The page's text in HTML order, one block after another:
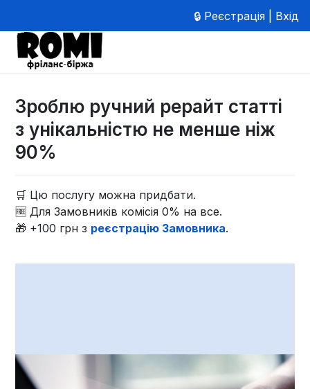
🔒 Реєстрація | Вхід
Зроблю ручний рерайт статті
з унікальністю не менше ніж
90%
🛒 Цю послугу можна придбати.
🆓 Для Замовників комісія 0% на все.
🎁 +100 грн з реєстрацію Замовника.